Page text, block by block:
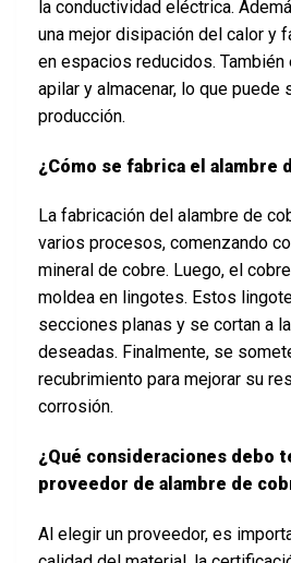
la conductividad eléctrica.
una mejor disipación del calor y
en espacios reducidos.
apilar y almacenar, lo que
producción.
¿Cómo se fabrica el alambre
La fabricación del alambre de
varios procesos, comenzando
mineral de cobre. Luego, el
moldea en lingotes. Estos
secciones planas y se cortan a
deseadas. Finalmente, se
recubrimiento para mejorar su
corrosión.
¿Qué consideraciones debo
proveedor de alambre de
Al elegir un proveedor, es